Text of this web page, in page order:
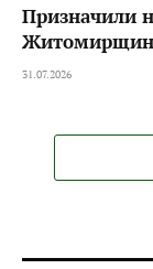
Призначили
31.07.2026